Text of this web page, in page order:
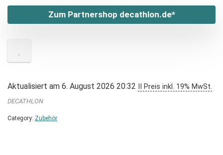
Zum Partnershop decathlon.de*
Aktualisiert am 6. August 2026 20:32 II Preis inkl. 19% MwSt.
DECATHLON
Category: Zubehör